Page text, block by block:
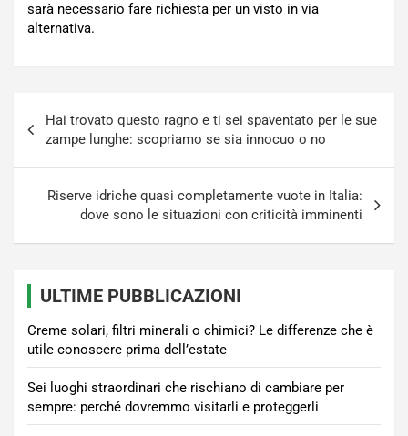
sarà necessario fare richiesta per un visto in via
alternativa.
articoli
Hai trovato questo ragno e ti sei spaventato per le sue
zampe lunghe: scopriamo se sia innocuo o no
Riserve idriche quasi completamente vuote in Italia:
dove sono le situazioni con criticità imminenti
ULTIME PUBBLICAZIONI
Creme solari, filtri minerali o chimici? Le differenze che è
utile conoscere prima dell’estate
Sei luoghi straordinari che rischiano di cambiare per
sempre: perché dovremmo visitarli e proteggerli